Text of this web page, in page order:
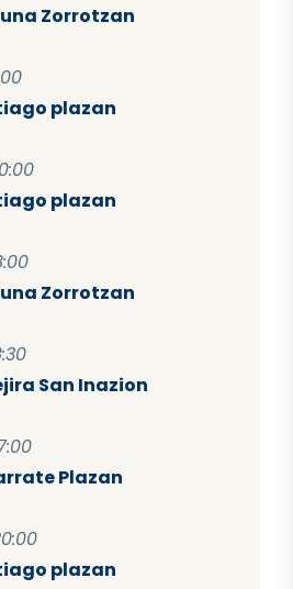
Zorrotzan
plazan
plazan
Zorrotzan
San Inazion
Plazan
plazan